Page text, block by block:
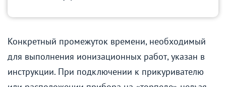
Конкретный промежуток времени, необходимый
для выполнения ионизационных работ, указан в
инструкции. При подключении к прикуривателю